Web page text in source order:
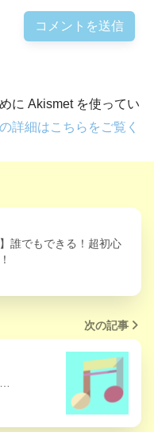
に Akismet を使ってい
詳細はこちらをご覧く
誰でもできる！超初心
次の記事